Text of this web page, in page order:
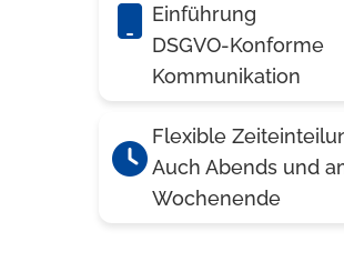
Einführung
DSGVO-Konforme
Kommunikation
Flexible
Auch Abends und
Wochenende